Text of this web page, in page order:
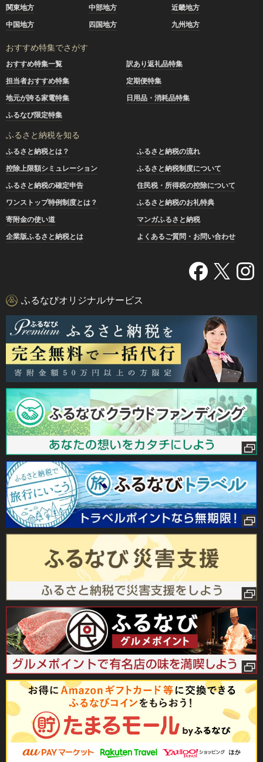
関東地方
中部地方
近畿地方
中国地方
四国地方 九州地方
おすすめ特集でさがす
おすすめ特集一覧
訳あり返礼品特集
担当者おすすめ特集
定期便特集
地元が誇る家電特集
日用品・消耗品特集
ふるなび限定特集
ふるさと納税を知る
ふるさと納税とは？
ふるさと納税の流れ
控除上限額シミュレーション
ふるさと納税制度について
ふるさと納税の確定申告
住民税・所得税の控除について
ワンストップ特例制度とは？
ふるさと納税のお礼特典
寄附金の使い道
マンガふるさと納税
企業版ふるさと納税とは
よくあるご質問・お問い合わせ
ふるなびオリジナルサービス